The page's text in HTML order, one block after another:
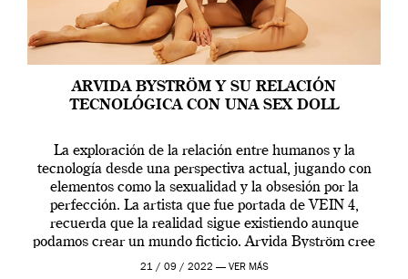
ARVIDA BYSTRÖM Y SU RELACIÓN
TECNOLÓGICA CON UNA SEX DOLL
La exploración de la relación entre humanos y la
tecnología desde una perspectiva actual, jugando con
elementos como la sexualidad y la obsesión por la
perfección. La artista que fue portada de VEIN 4,
recuerda que la realidad sigue existiendo aunque
podamos crear un mundo ficticio. Arvida Byström cree
que los humanos tienen un complejo […]
21 / 09 / 2022 — VER MÁS